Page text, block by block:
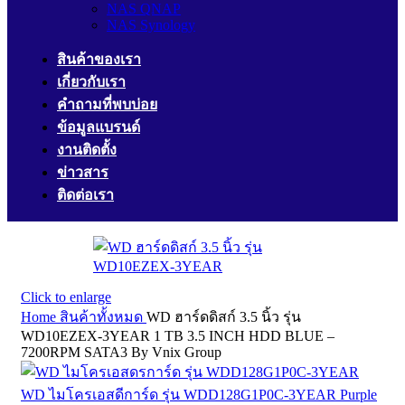
NAS QNAP
NAS Synology
สินค้าของเรา
เกี่ยวกับเรา
คำถามที่พบบ่อย
ข้อมูลแบรนด์
งานติดตั้ง
ข่าวสาร
ติดต่อเรา
Click to enlarge
Home สินค้าทั้งหมด WD ฮาร์ดดิสก์ 3.5 นิ้ว รุ่น
WD10EZEX-3YEAR 1 TB 3.5 INCH HDD BLUE –
7200RPM SATA3 By Vnix Group
WD ไมโครเอสดีการ์ด รุ่น WDD128G1P0C-3YEAR Purple